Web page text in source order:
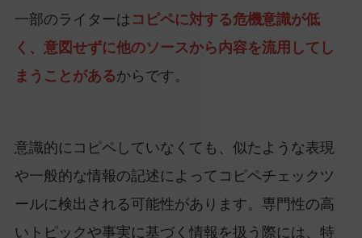
一部のライターは コピペに対する危機意識が低
く、意図せずに他のソースから内容を流用してし
まうことがあるからです。
意識的にコピペしていなくても、似たような表現
や一般的な情報の記述によってコピペチェックツ
ールに検出される可能性があります。専門性の高
いトピックや事実に基づく情報を扱う際には、特